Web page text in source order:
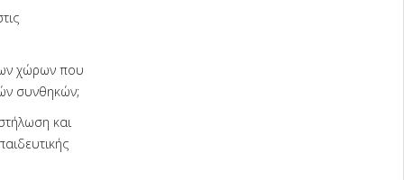
χώρων που
συνθηκών;
και